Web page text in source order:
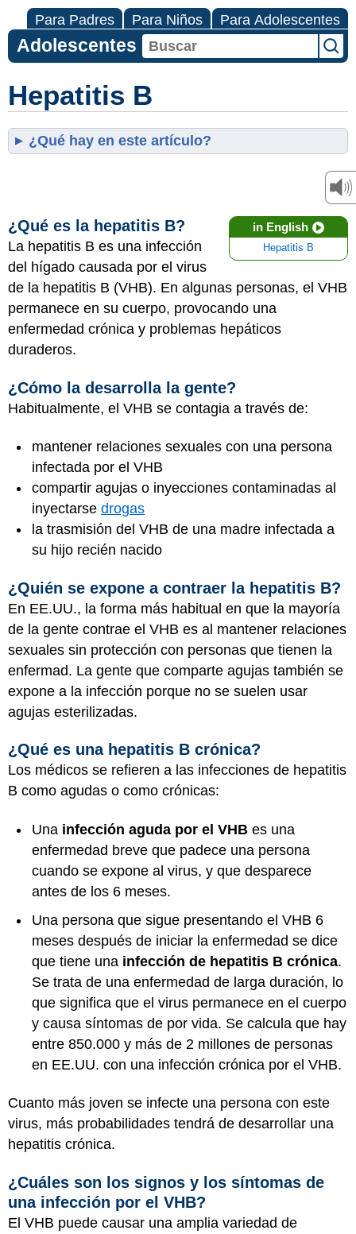
Para Padres Para Niños Para Adolescentes
Adolescentes
Hepatitis B
¿Qué hay en este artículo?
in English
Hepatitis B
¿Qué es la hepatitis B?
La hepatitis B es una infección
del hígado causada por el virus
de la hepatitis B (VHB). En algunas personas, el VHB
permanece en su cuerpo, provocando una
enfermedad crónica y problemas hepáticos
duraderos.
¿Cómo la desarrolla la gente?
Habitualmente, el VHB se contagia a través de:
mantener relaciones sexuales con una persona
infectada por el VHB
compartir agujas o inyecciones contaminadas al
inyectarse drogas
la trasmisión del VHB de una madre infectada a
su hijo recién nacido
¿Quién se expone a contraer la hepatitis B?
En EE.UU., la forma más habitual en que la mayoría
de la gente contrae el VHB es al mantener relaciones
sexuales sin protección con personas que tienen la
enfermad. La gente que comparte agujas también se
expone a la infección porque no se suelen usar
agujas esterilizadas.
¿Qué es una hepatitis B crónica?
Los médicos se refieren a las infecciones de hepatitis
B como agudas o como crónicas:
Una infección aguda por el VHB es una
enfermedad breve que padece una persona
cuando se expone al virus, y que desparece
antes de los 6 meses.
Una persona que sigue presentando el VHB 6
meses después de iniciar la enfermedad se dice
que tiene una infección de hepatitis B crónica.
Se trata de una enfermedad de larga duración, lo
que significa que el virus permanece en el cuerpo
y causa síntomas de por vida. Se calcula que hay
entre 850.000 y más de 2 millones de personas
en EE.UU. con una infección crónica por el VHB.
Cuanto más joven se infecte una persona con este
virus, más probabilidades tendrá de desarrollar una
hepatitis crónica.
¿Cuáles son los signos y los síntomas de
una infección por el VHB?
El VHB puede causar una amplia variedad de